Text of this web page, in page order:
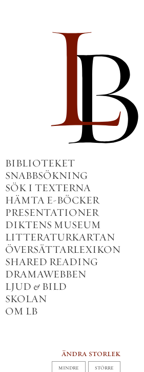
BIBLIOTEKET
SNABBSÖKNING
SÖK I TEXTERNA
HÄMTA E-BÖCKER
PRESENTATIONER
DIKTENS MUSEUM
LITTERATURKARTAN
ÖVERSÄTTARLEXIKON
SHARED READING
DRAMAWEBBEN
LJUD & BILD
SKOLAN
OM LB
ändra storlek
MINDRE STÖRRE